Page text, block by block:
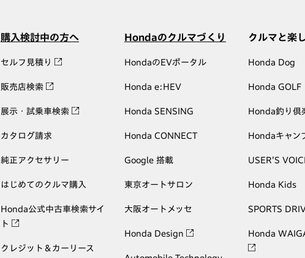
購入検討中の方へ
セルフ見積り
販売店検索
展示・試乗車検索
カタログ請求
純正アクセサリー
はじめてのクルマ購入
Honda公式中古車検索サイ
ト
クレジット＆カーリース
Hondaのクルマづくり
HondaのEVポータル
Honda e:HEV
Honda SENSING
Honda CONNECT
Google 搭載
東京オートサロン
大阪オートメッセ
Honda Design
クルマと楽
Honda Dog
Honda GOLF
Honda釣り倶
Hondaキャン
USER'S
Honda Kids
SPORTS
Honda